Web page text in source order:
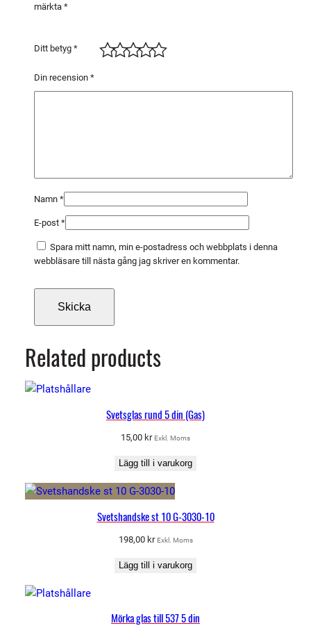
märkta *
Ditt betyg *
Din recension *
Namn *
E-post *
Spara mitt namn, min e-postadress och webbplats i denna
webbläsare till nästa gång jag skriver en kommentar.
Related products
Svetsglas rund 5 din (Gas)
15,00 kr Exkl. Moms
Lägg till i varukorg
Svetshandske st 10 G-3030-10
198,00 kr Exkl. Moms
Lägg till i varukorg
Mörka glas till 537 5 din